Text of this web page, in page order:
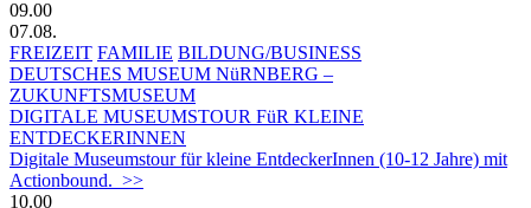
09.00
07.08.
FREIZEIT FAMILIE BILDUNG/BUSINESS
DEUTSCHES MUSEUM NüRNBERG –
ZUKUNFTSMUSEUM
DIGITALE MUSEUMSTOUR FüR KLEINE
ENTDECKERINNEN
Digitale Museumstour für kleine EntdeckerInnen (10-12 Jahre) mit
Actionbound. >>
10.00